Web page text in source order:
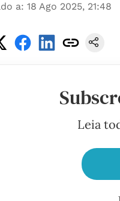
a: 18 Ago 2025, 21:48
Leia